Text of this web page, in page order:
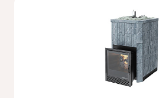
вентиляции ведет к обеднению
в парной, плохой тяге или